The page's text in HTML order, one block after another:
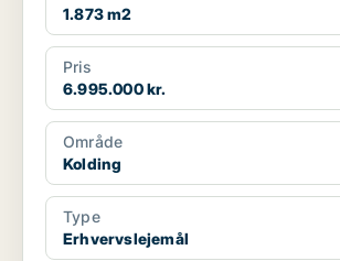
1.873 m2
Pris
6.995.000 kr.
Område
Kolding
Type
Erhvervslejemål